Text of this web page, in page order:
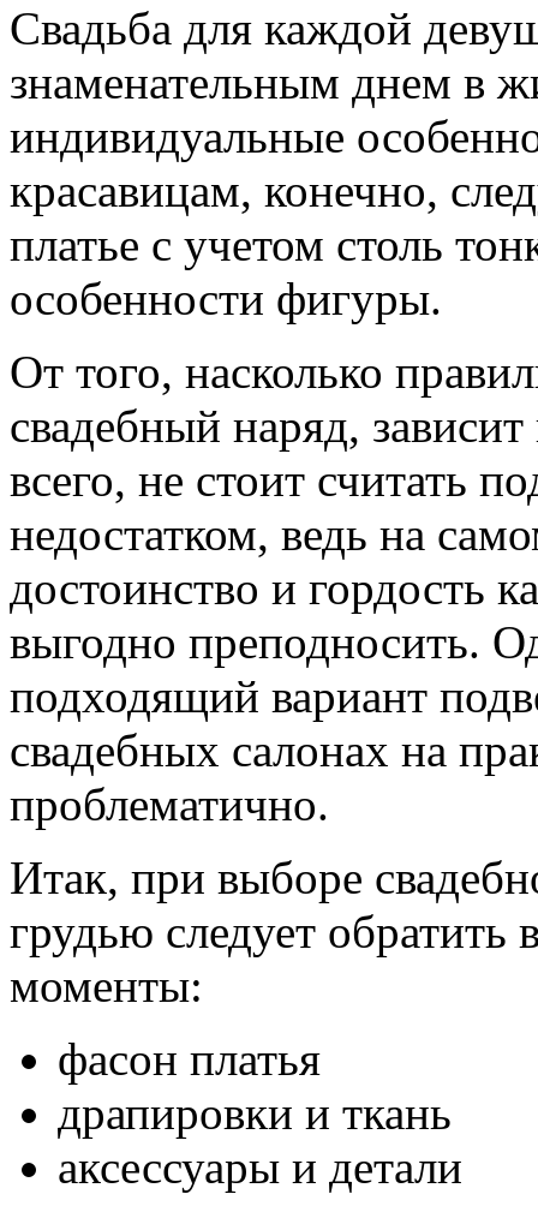
Свадьба для каждой
знаменательным днем в
индивидуальные
красавицам, конечно,
платье с учетом столь
особенности фигуры.
От того, насколько
свадебный наряд,
всего, не стоит считать
недостатком, ведь на
достоинство и гордость
выгодно преподносить.
подходящий вариант
свадебных салонах на
проблематично.
Итак, при выборе
грудью следует
моменты:
фасон платья
драпировки и ткань
аксессуары и детали